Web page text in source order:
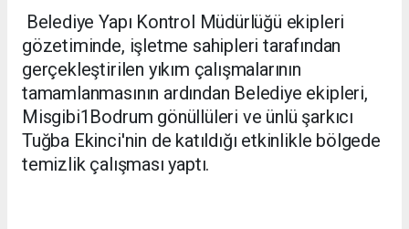
Belediye Yapı Kontrol Müdürlüğü ekipleri
gözetiminde, işletme sahipleri tarafından
gerçekleştirilen yıkım çalışmalarının
tamamlanmasının ardından Belediye ekipleri,
Misgibi1Bodrum gönüllüleri ve ünlü şarkıcı
Tuğba Ekinci'nin de katıldığı etkinlikle bölgede
temizlik çalışması yaptı.